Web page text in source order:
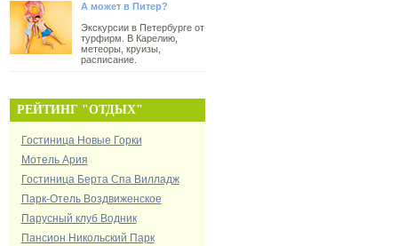
А может в Питер?
Экскурсии в Петербурге от
турфирм. В Карелию,
метеоры, круизы,
расписание.
РЕЙТИНГ "ОТДЫХ"
Гостиница Новые Горки
Мотель Ария
Гостиница Берта Спа Вилладж
Парк-Отель Воздвиженское
Парусный клуб Водник
Пансион Никольский Парк